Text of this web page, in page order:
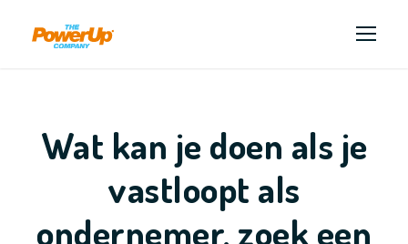
Wat kan je doen als je
vastloopt als
ondernemer, zoek een